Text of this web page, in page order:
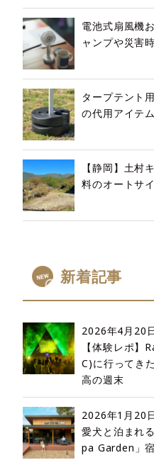
電池式扇風機
ャンプや災害
タープテント
の代用アイテ
【静岡】土村
料のオートサ
新着記事
2026年4月20
【体験レポ
C)に行ってき
高の週末
2026年1月20
愛犬と泊まれ
pa Garden」